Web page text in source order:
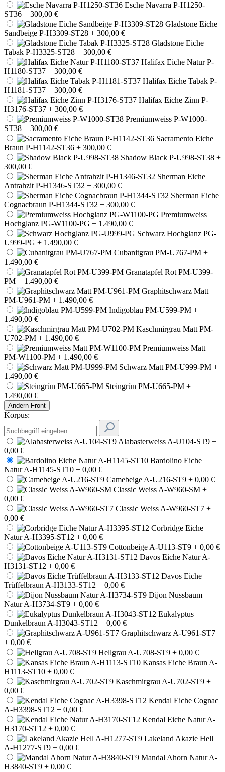
Esche Navarra P-H1250-
ST36 + 300,00 €
Gladstone Eiche
Sandbeige P-H3309-ST28 + 300,00 €
Gladstone Eiche
Tabak P-H3325-ST28 + 300,00 €
Halifax Eiche Natur P-
H1180-ST37 + 300,00 €
Halifax Eiche Tabak P-
H1181-ST37 + 300,00 €
Halifax Eiche Zinn P-
H3176-ST37 + 300,00 €
Premiumweiss P-W1000-
ST38 + 300,00 €
Sacramento Eiche
Braun P-H1142-ST36 + 300,00 €
Shadow Black P-U998-ST38 +
300,00 €
Sherman Eiche
Antrahzit P-H1346-ST32 + 300,00 €
Sherman Eiche
Cognacbraun P-H1344-ST32 + 300,00 €
Premiumweiss
Hochglanz PG-W1100-PG + 1.490,00 €
Schwarz Hochglanz PG-
U999-PG + 1.490,00 €
Cubanitgrau PM-U767-PM +
1.490,00 €
Granatapfel Rot PM-U399-
PM + 1.490,00 €
Graphitschwarz Matt
PM-U961-PM + 1.490,00 €
Indigoblau PM-U599-PM +
1.490,00 €
Kaschmirgrau Matt PM-
U702-PM + 1.490,00 €
Premiumweiss Matt
PM-W1100-PM + 1.490,00 €
Schwarz Matt PM-U999-PM +
1.490,00 €
Steingrün PM-U665-PM +
1.490,00 €
Ändern Front
Korpus:
Alabasterweiss A-U104-ST9 +
0,00 €
Bardolino Eiche
Natur A-H1145-ST10 + 0,00 €
Camebeige A-U216-ST9 + 0,00 €
Classic Weiss A-W960-SM +
0,00 €
Classic Weiss A-W960-ST7 +
0,00 €
Corbridge Eiche
Natur A-H3395-ST12 + 0,00 €
Cottonbeige A-U113-ST9 + 0,00 €
Davos Eiche Natur A-
H3131-ST12 + 0,00 €
Davos Eiche
Trüffelbraun A-H3133-ST12 + 0,00 €
Dijon Nussbaum
Natur A-H3734-ST9 + 0,00 €
Eukalyptus
Dunkelbraun A-H3043-ST12 + 0,00 €
Graphitschwarz A-U961-ST7
+ 0,00 €
Hellgrau A-U708-ST9 + 0,00 €
Kansas Eiche Braun A-
H1113-ST10 + 0,00 €
Kaschmirgrau A-U702-ST9 +
0,00 €
Kendal Eiche Cognac
A-H3398-ST12 + 0,00 €
Kendal Eiche Natur A-
H3170-ST12 + 0,00 €
Lakeland Akazie Hell
A-H1277-ST9 + 0,00 €
Mandal Ahorn Natur A-
H3840-ST9 + 0,00 €